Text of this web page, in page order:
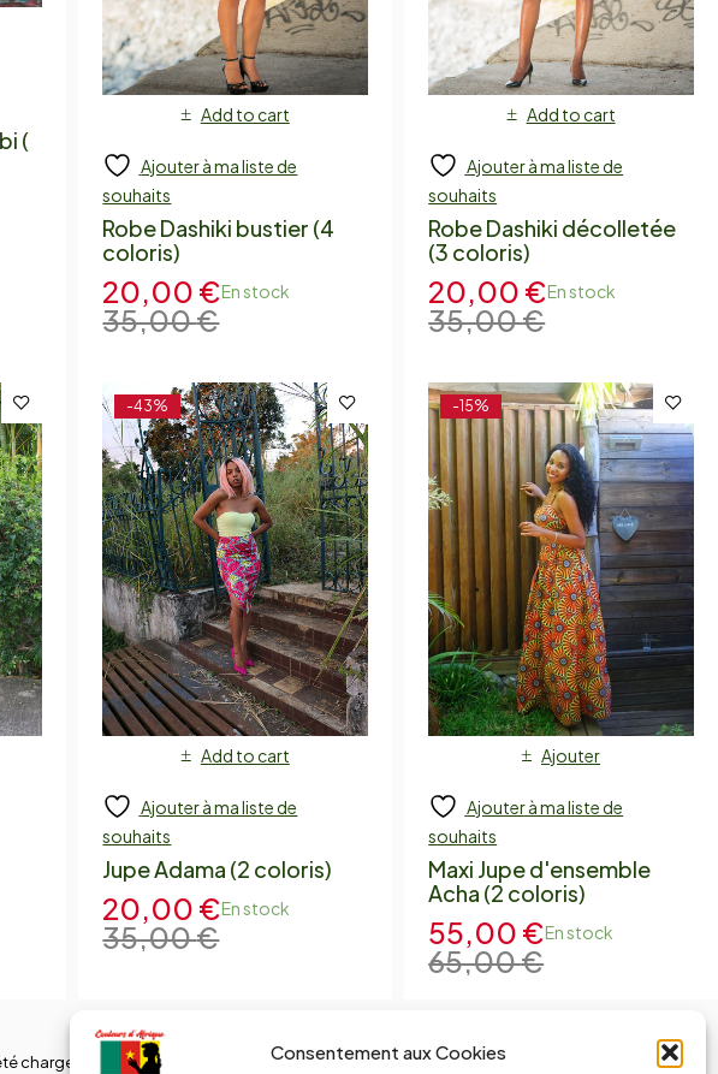
Consentement aux Cookies
(
Add to cart
Ajouter à ma liste de
souhaits
Robe Dashiki bustier (4
coloris)
35,00€
20,00 €En stock
Add to cart
Ajouter à ma liste de
souhaits
Robe Dashiki décolletée
(3 coloris)
35,00€
20,00 €En stock
-43%
Add to cart
Ajouter à ma liste de
souhaits
Jupe Adama (2 coloris)
35,00€
20,00 €En stock
-15%
Ajouter
Ajouter à ma liste de
souhaits
Maxi Jupe d'ensemble
Acha (2 coloris)
65,00€
55,00 €En stock
chargés !